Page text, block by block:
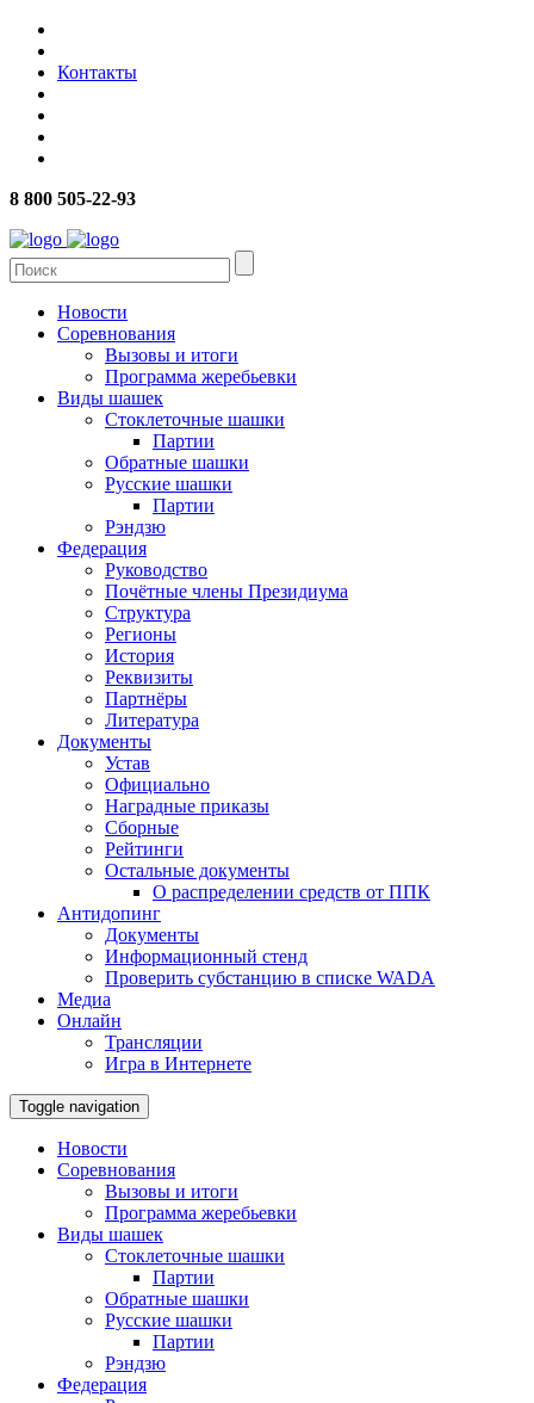
Контакты
8 800 505-22-93
Новости
Соревнования
Вызовы и итоги
Программа жеребьевки
Виды шашек
Стоклеточные шашки
Партии
Обратные шашки
Русские шашки
Партии
Рэндзю
Федерация
Руководство
Почётные члены Президиума
Структура
Регионы
История
Реквизиты
Партнёры
Литература
Документы
Устав
Официально
Наградные приказы
Сборные
Рейтинги
Остальные документы
О распределении средств от ППК
Антидопинг
Документы
Информационный стенд
Проверить субстанцию в списке WADA
Медиа
Онлайн
Трансляции
Игра в Интернете
Toggle navigation
Новости
Соревнования
Вызовы и итоги
Программа жеребьевки
Виды шашек
Стоклеточные шашки
Партии
Обратные шашки
Русские шашки
Партии
Рэндзю
Федерация